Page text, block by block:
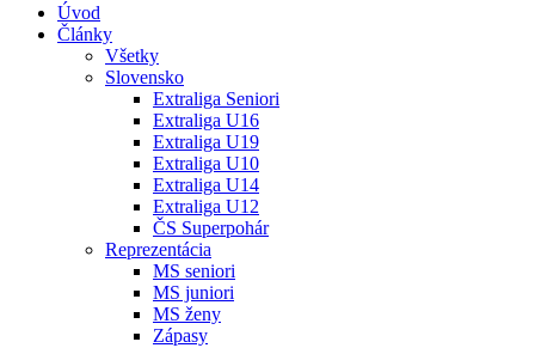
Úvod
Články
Všetky
Slovensko
Extraliga Seniori
Extraliga U16
Extraliga U19
Extraliga U10
Extraliga U14
Extraliga U12
ČS Superpohár
Reprezentácia
MS seniori
MS juniori
MS ženy
Zápasy